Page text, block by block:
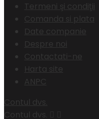
Termeni şi condiţii
Comanda si plata
Date companie
Despre noi
Contactati-ne
Harta site
ANPC
Contul dvs.
Contul dvs.